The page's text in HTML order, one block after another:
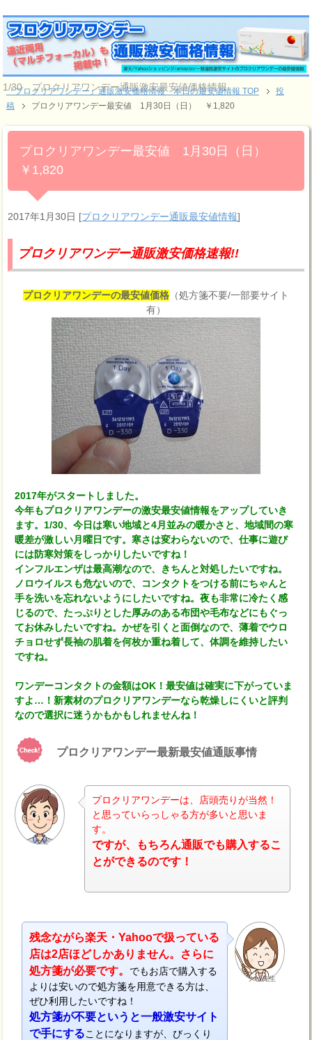
1/30 プロクリアワンデー通販激安最安値価格情報
『プロクリアワンデー』通販激安価格情報 本日の最安値情報 TOP
投
稿
プロクリアワンデー最安値 1月30日（日） ￥1,820
プロクリアワンデー最安値 1月30日（日）
￥1,820
2017年1月30日 [プロクリアワンデー通販最安値情報]
プロクリアワンデー通販激安価格速報!!
プロクリアワンデーの最安値価格（処方箋不要/一部要サイト
有）
2017年がスタートしました。
今年もプロクリアワンデーの激安最安値情報をアップしていき
ます。1/30、今日は寒い地域と4月並みの暖かさと、地域間の寒
暖差が激しい月曜日です。寒さは変わらないので、仕事に遊び
には防寒対策をしっかりしたいですね！
インフルエンザは最高潮なので、きちんと対処したいですね。
ノロウイルスも危ないので、コンタクトをつける前にちゃんと
手を洗いを忘れないようにしたいですね。夜も非常に冷たく感
じるので、たっぷりとした厚みのある布団や毛布などにもぐっ
てお休みしたいですね。かぜを引くと面倒なので、薄着でウロ
チョロせず長袖の肌着を何枚か重ね着して、体調を維持したい
ですね。
ワンデーコンタクトの金額はOK！最安値は確実に下がっていま
すよ…！新素材のプロクリアワンデーなら乾燥しにくいと評判
なので選択に迷うかもかもしれませんね！
プロクリアワンデー最新最安値通販事情
ナビ
プロクリアワンデーは、店頭売りが当然！
と思っていらっしゃる方が多いと思いま
す。
ですが、もちろん通販でも購入するこ
とができるのです！
ナビ先生
残念ながら楽天・Yahooで扱っている
店は2店ほどしかありません。さらに
処方箋が必要です。 でもお店で購入する
よりは安いので処方箋を用意できる方は、
ぜひ利用したいですね！
処方箋が不要というと一般激安サイト
で手にすることになりますが、びっくり